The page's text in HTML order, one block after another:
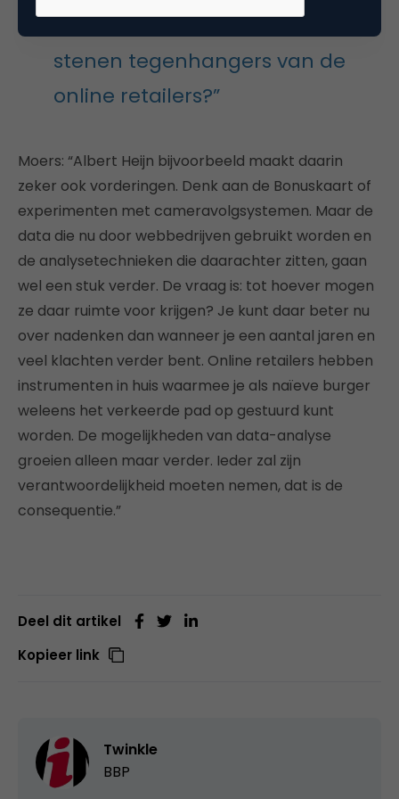
een concurrentievoordeel voor
stenen tegenhangers van de
online retailers?”
Moers: “Albert Heijn bijvoorbeeld maakt daarin
zeker ook vorderingen. Denk aan de Bonuskaart of
experimenten met cameravolgsystemen. Maar de
data die nu door webbedrijven gebruikt worden en
de analysetechnieken die daarachter zitten, gaan
wel een stuk verder. De vraag is: tot hoever mogen
ze daar ruimte voor krijgen? Je kunt daar beter nu
over nadenken dan wanneer je een aantal jaren en
veel klachten verder bent. Online retailers hebben
instrumenten in huis waarmee je als naïeve burger
weleens het verkeerde pad op gestuurd kunt
worden. De mogelijkheden van data-analyse
groeien alleen maar verder. Ieder zal zijn
verantwoordelijkheid moeten nemen, dat is de
consequentie.”
Deel dit artikel
Kopieer link
Twinkle
BBP